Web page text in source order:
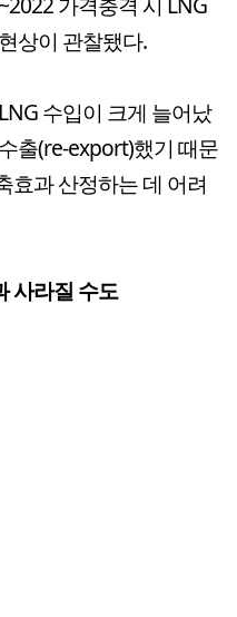
상이 관찰됐다.
수입이 크게 늘어났
출(re-export)했기 때문
효과 산정하는 데 어려
사라질 수도